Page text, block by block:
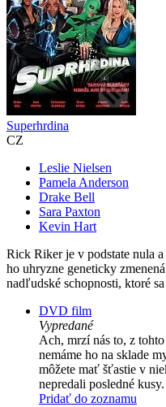
Superhrdina
CZ
Leslie Nielsen
Pamela Anderson
Drake Bell
Sara Paxton
Kevin Hart
Rick Riker je v podstate nula
ho uhryzne geneticky
nadľudské schopnosti, ktoré
DVD film
Vypredané
Ach, mrzí nás to, z
nemáme ho na sklade
môžete mať šťastie v
nepredali posledné kusy.
Pridať do zoznamu